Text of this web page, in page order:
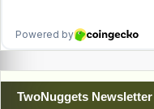
TwoNuggets Newsletter